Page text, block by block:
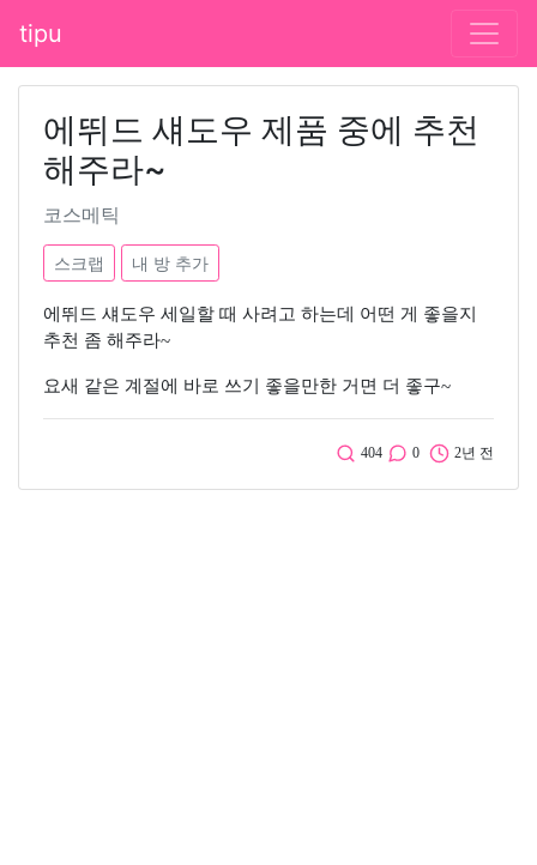
tipu
에뛰드 섀도우 제품 중에 추천
해주라~
코스메틱
스크랩 내 방 추가
에뛰드 섀도우 세일할 때 사려고 하는데 어떤 게 좋을지
추천 좀 해주라~
요새 같은 계절에 바로 쓰기 좋을만한 거면 더 좋구~
404 0 2년 전